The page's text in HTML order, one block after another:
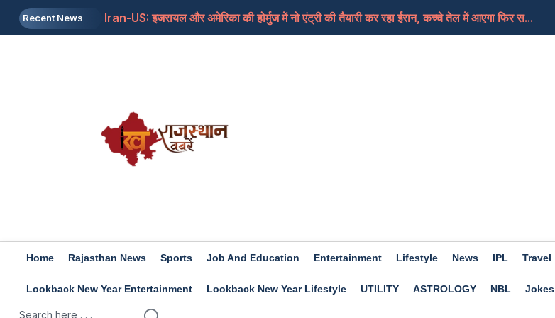
Recent News
Iran-US: इजरायल और अमेरिका की होर्मुज में नो एंट्री की तैयारी कर रहा ईरान, कच्चे तेल में आएगा फिर स...
Home Rajasthan News Sports Job And Education Entertainment Lifestyle News IPL Travel
Lookback New Year Entertainment Lookback New Year Lifestyle UTILITY ASTROLOGY NBL Jokes